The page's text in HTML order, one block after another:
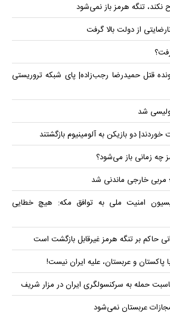
نکند، تنگه هرمز باز نمی‌شود
از دولت بالا گرفت
در پرونده قتل حمیدرضا رجب‌زاده| پای شبکه تروریستی
شد
دو بازیکن به آلومینیوم بازگشتند
چه زمانی باز می‌شود؟
مربی خارجی ماندنی شد
امنیت ملی به توافق مکه: هیچ خطایی
حاکم بر تنگه هرمز غیرقابل بازگشت است
پاکستان و عربستان، علیه ایران نیست!
حمله به سرکنسولگری ایران در مزار شریف
عربستان نمی‌شود